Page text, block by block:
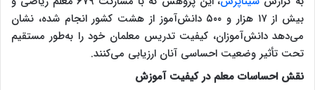
بیش از ۱۷ هزار و ۵۰۰ دانش‌آموز از هشت کشور انجام شده، نشان
می‌دهد دانش‌آموزان، کیفیت تدریس معلمان خود را به‌طور مستقیم
تحت تأثیر وضعیت احساسی آنان ارزیابی می‌کنند.
نقش احساسات معلم در کیفیت آموزش